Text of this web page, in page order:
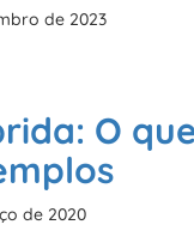
de 2023
O
de 2020